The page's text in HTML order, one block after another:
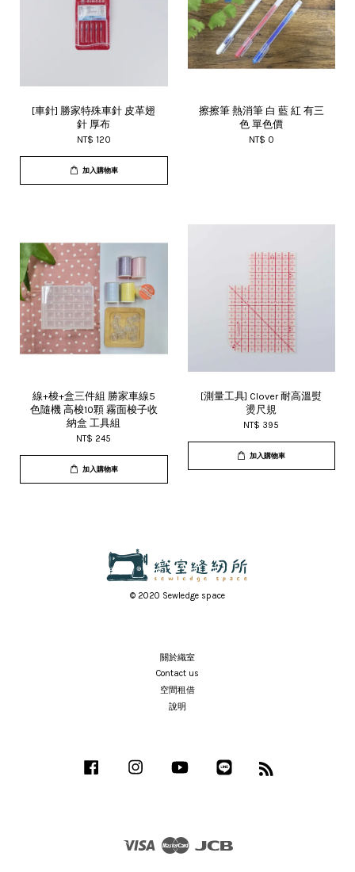
[車針] 勝家特殊車針 皮革翅
針 厚布
NT$ 120
加入購物車
擦擦筆 熱消筆 白 藍 紅 有三
色 單色價
NT$ 0
線+梭+盒三件組 勝家車線5
色隨機 高梭10顆 霧面梭子收
納盒 工具組
NT$ 245
加入購物車
[測量工具] Clover 耐高溫熨
燙尺規
NT$ 395
加入購物車
© 2020 Sewledge space
關於織室
Contact us
空間租借
說明
Facebook Instagram YouTube
Visa Master